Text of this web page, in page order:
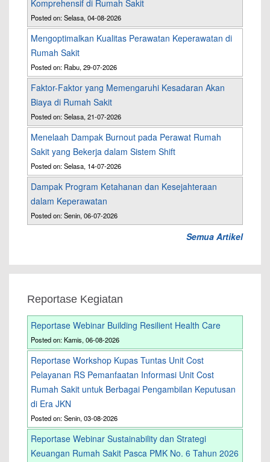
Komprehensif di Rumah Sakit
Posted on: Selasa, 04-08-2026
Mengoptimalkan Kualitas Perawatan Keperawatan di
Rumah Sakit
Posted on: Rabu, 29-07-2026
Faktor-Faktor yang Memengaruhi Kesadaran Akan
Biaya di Rumah Sakit
Posted on: Selasa, 21-07-2026
Menelaah Dampak Burnout pada Perawat Rumah
Sakit yang Bekerja dalam Sistem Shift
Posted on: Selasa, 14-07-2026
Dampak Program Ketahanan dan Kesejahteraan
dalam Keperawatan
Posted on: Senin, 06-07-2026
Semua Artikel
Reportase Kegiatan
Reportase Webinar Building Resilient Health Care
Posted on: Kamis, 06-08-2026
Reportase Workshop Kupas Tuntas Unit Cost
Pelayanan RS Pemanfaatan Informasi Unit Cost
Rumah Sakit untuk Berbagai Pengambilan Keputusan
di Era JKN
Posted on: Senin, 03-08-2026
Reportase Webinar Sustainability dan Strategi
Keuangan Rumah Sakit Pasca PMK No. 6 Tahun 2026